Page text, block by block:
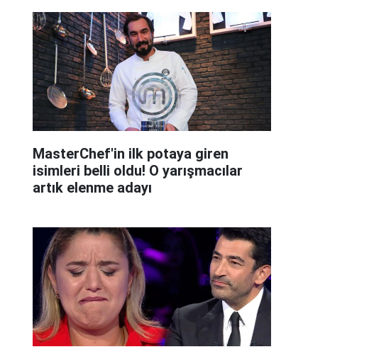
MasterChef'in ilk potaya giren
isimleri belli oldu! O yarışmacılar
artık elenme adayı